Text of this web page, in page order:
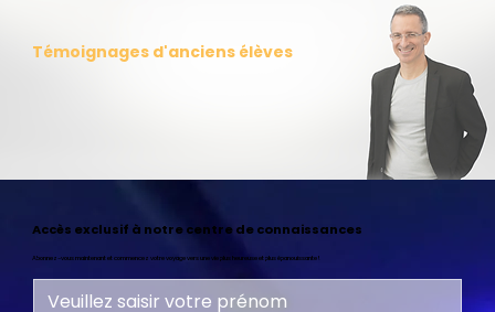
Témoignages d'anciens élèves
Accès exclusif à notre centre de connaissances
Abonnez-vous maintenant et commencez votre voyage vers une vie plus heureuse et plus épanouissante !